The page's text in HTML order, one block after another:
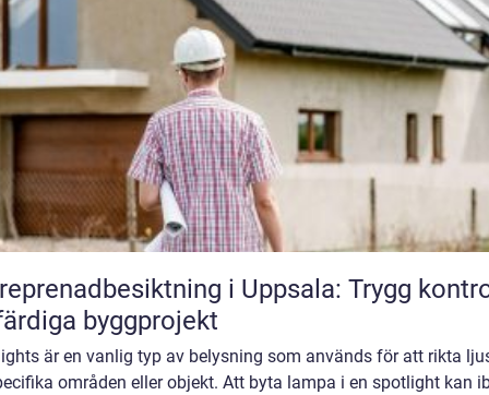
i Uppsala: Trygg
byggprojekt
är en vanlig typ av belysning som används för att rikta
områden eller objekt. Att byta lampa i en spotlight kan